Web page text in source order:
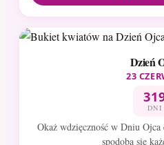
Dzień
23
DNI
Okaż wdzięczność w Dniu
spodoba się